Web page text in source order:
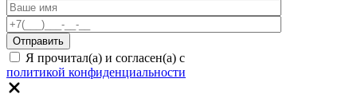
Я прочитал(а) и согласен(а) с
политикой конфиденциальности